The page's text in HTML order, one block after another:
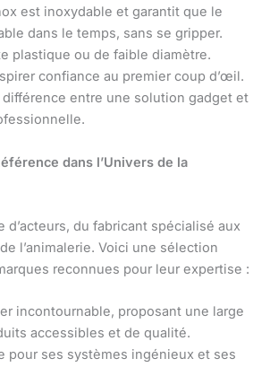
est inoxydable et garantit que le
dans le temps, sans se gripper.
plastique ou de faible diamètre.
confiance au premier coup d’œil.
différence entre une solution gadget et
dans l’Univers de la
d’acteurs, du fabricant spécialisé aux
l’animalerie. Voici une sélection
reconnues pour leur expertise :
incontournable, proposant une large
accessibles et de qualité.
pour ses systèmes ingénieux et ses